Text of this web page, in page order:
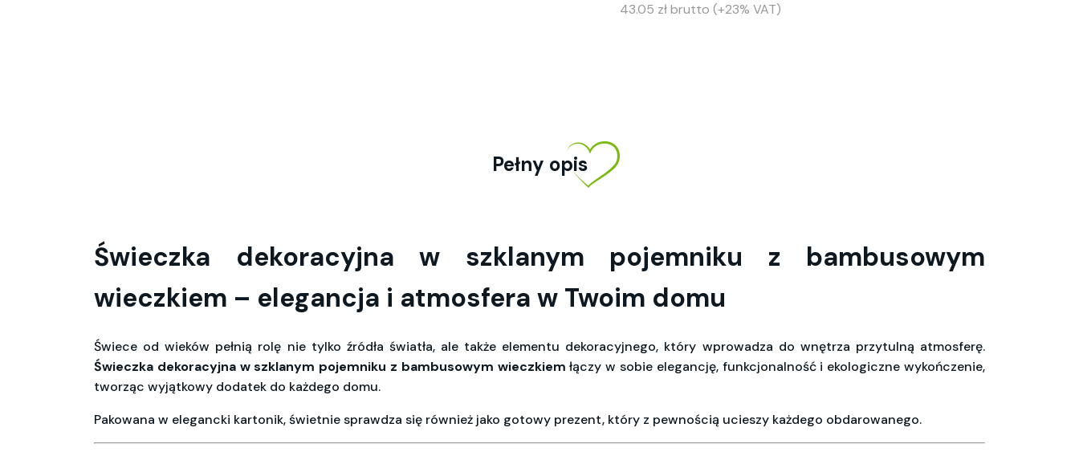
43.05 zł brutto (+23% VAT)
Pełny opis
Świeczka dekoracyjna w szklanym pojemniku z bambusowym
wieczkiem – elegancja i atmosfera w Twoim domu
Świece od wieków pełnią rolę nie tylko źródła światła, ale także elementu dekoracyjnego, który wprowadza do wnętrza przytulną atmosferę.
Świeczka dekoracyjna w szklanym pojemniku z bambusowym wieczkiem łączy w sobie elegancję, funkcjonalność i ekologiczne wykończenie,
tworząc wyjątkowy dodatek do każdego domu.
Pakowana w elegancki kartonik, świetnie sprawdza się również jako gotowy prezent, który z pewnością ucieszy każdego obdarowanego.